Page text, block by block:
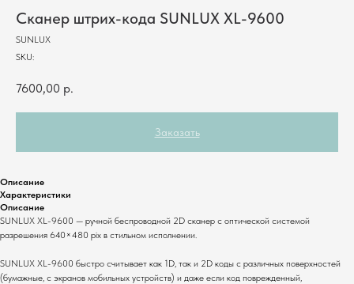
Cканер штрих-кода SUNLUX XL-9600
SUNLUX
SKU:
7600,00 р.
Заказать
Описание
Характеристики
Описание
SUNLUX XL-9600 — ручной беспроводной 2D сканер с оптической системой
разрешения 640×480 pix в стильном исполнении.
SUNLUX XL-9600 быстро считывает как 1D, так и 2D коды с различных поверхностей
(бумажные, с экранов мобильных устройств) и даже если код поврежденный,